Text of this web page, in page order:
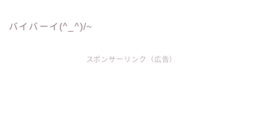
バイバーイ(^_^)/~
スポンサーリンク（広告）